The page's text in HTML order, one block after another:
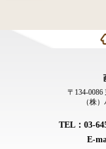
〒134-
（株
TEL：03-
E-